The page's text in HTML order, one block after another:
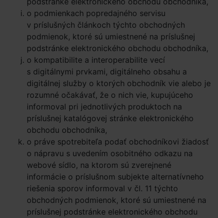
o podmienkach popredajného servisu
v príslušných článkoch týchto obchodných
podmienok, ktoré sú umiestnené na príslušnej
podstránke elektronického obchodu obchodníka,
o kompatibilite a interoperabilite vecí
s digitálnymi prvkami, digitálneho obsahu a
digitálnej služby o ktorých obchodník vie alebo je
rozumné očakávať, že o nich vie, kupujúceho
informoval pri jednotlivých produktoch na
príslušnej katalógovej stránke elektronického
obchodu obchodníka,
o práve spotrebiteľa podať obchodníkovi žiadosť
o nápravu s uvedením osobitného odkazu na
webové sídlo, na ktorom sú zverejnené
informácie o príslušnom subjekte alternatívneho
riešenia sporov informoval v čl. 11 týchto
obchodných podmienok, ktoré sú umiestnené na
príslušnej podstránke elektronického obchodu